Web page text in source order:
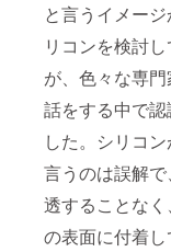
と言うイメー
リコンを検討
が、色々な専
話をする中で認
した。シリコ
言うのは誤解
透することな
の表面に付着